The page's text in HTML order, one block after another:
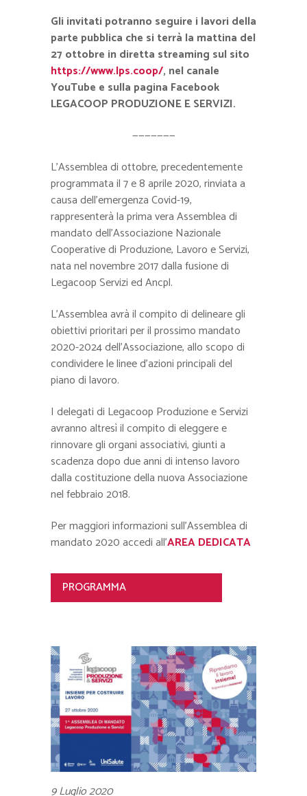
Gli invitati potranno seguire i lavori della
parte pubblica che si terrà la mattina del
27 ottobre in diretta streaming sul sito
https://www.lps.coop/, nel canale
YouTube e sulla pagina Facebook
LEGACOOP PRODUZIONE E SERVIZI.
———————
L’Assemblea di ottobre, precedentemente
programmata il 7 e 8 aprile 2020, rinviata a
causa dell’emergenza Covid-19,
rappresenterà la prima vera Assemblea di
mandato dell’Associazione Nazionale
Cooperative di Produzione, Lavoro e Servizi,
nata nel novembre 2017 dalla fusione di
Legacoop Servizi ed Ancpl.
L’Assemblea avrà il compito di delineare gli
obiettivi prioritari per il prossimo mandato
2020-2024 dell’Associazione, allo scopo di
condividere le linee d’azioni principali del
piano di lavoro.
I delegati di Legacoop Produzione e Servizi
avranno altresì il compito di eleggere e
rinnovare gli organi associativi, giunti a
scadenza dopo due anni di intenso lavoro
dalla costituzione della nuova Associazione
nel febbraio 2018.
Per maggiori informazioni sull’Assemblea di
mandato 2020 accedi all’AREA DEDICATA
PROGRAMMA
9 Luglio 2020